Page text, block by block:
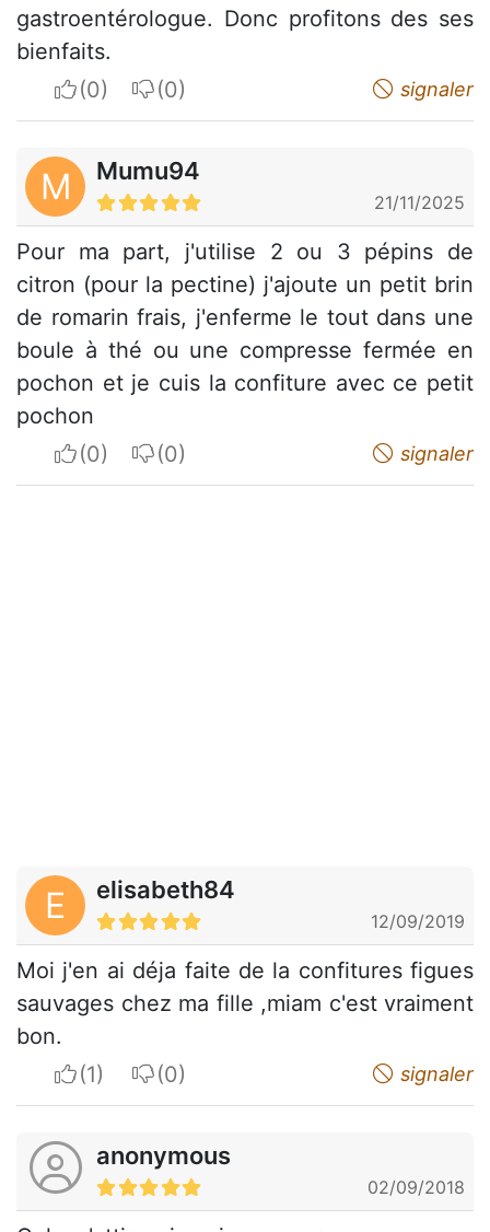
gastroentérologue. Donc profitons des ses
bienfaits.
I apreciateI do not appreciate signaler
M Mumu94
21/11/2025
Pour ma part, j'utilise 2 ou 3 pépins de
citron (pour la pectine) j'ajoute un petit brin
de romarin frais, j'enferme le tout dans une
boule à thé ou une compresse fermée en
pochon et je cuis la confiture avec ce petit
pochon
I apreciateI do not appreciate signaler
E elisabeth84
12/09/2019
Moi j'en ai déja faite de la confitures figues
sauvages chez ma fille ,miam c'est vraiment
bon.
I apreciateI do not appreciate signaler
anonymous
02/09/2018